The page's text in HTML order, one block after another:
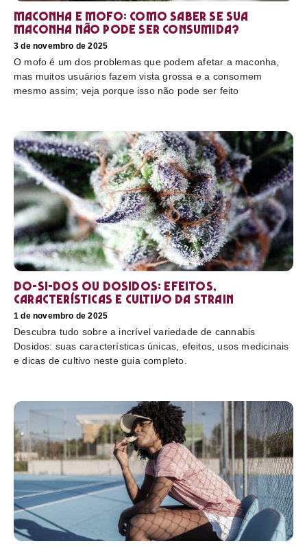
Maconha e mofo: como saber se sua
maconha não pode ser consumida?
3 de novembro de 2025
O mofo é um dos problemas que podem afetar a maconha,
mas muitos usuários fazem vista grossa e a consomem
mesmo assim; veja porque isso não pode ser feito
Do-Si-Dos ou Dosidos: efeitos,
características e cultivo da strain
1 de novembro de 2025
Descubra tudo sobre a incrível variedade de cannabis
Dosidos: suas características únicas, efeitos, usos medicinais
e dicas de cultivo neste guia completo.